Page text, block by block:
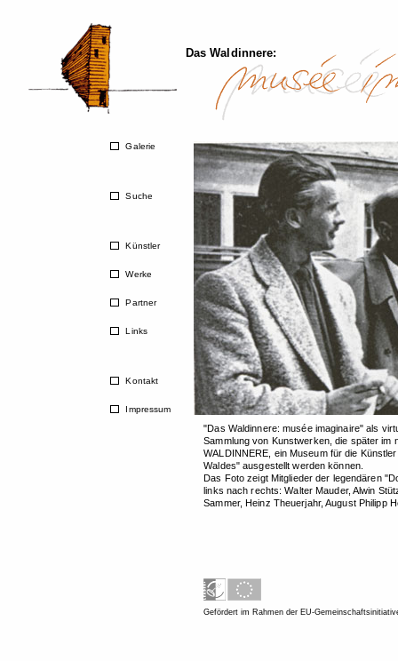
Das Waldinnere:
Galerie
Suche
Künstler
Werke
Partner
Links
Kontakt
Impressum
"Das Waldinnere: musée imaginaire" als
Sammlung von Kunstwerken, die später im
WALDINNERE, ein Museum für die
Waldes" ausgestellt werden können.
Das Foto zeigt Mitglieder der legendären
links nach rechts: Walter Mauder, Alwin
Sammer, Heinz Theuerjahr, August Philipp
Gefördert im Rahmen der EU-